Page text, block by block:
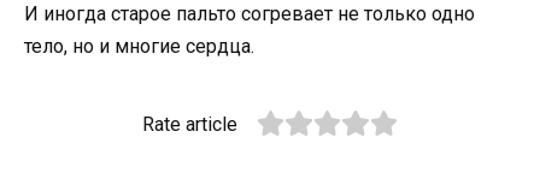
И иногда старое пальто согревает не только одно
тело, но и многие сердца.
Rate article